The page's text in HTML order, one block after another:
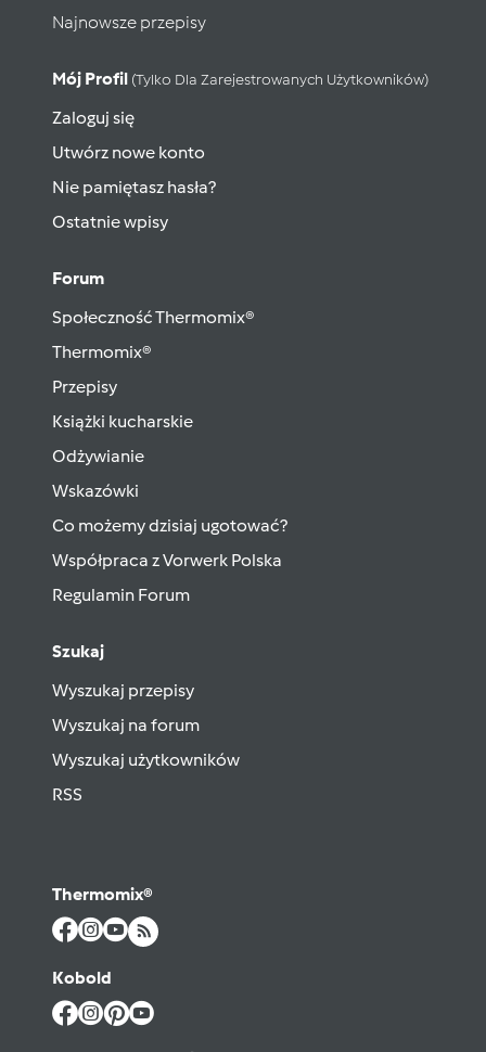
Najnowsze przepisy
Mój Profil (tylko Dla Zarejestrowanych Użytkowników)
Zaloguj się
Utwórz nowe konto
Nie pamiętasz hasła?
Ostatnie wpisy
Forum
Społeczność Thermomix®
Thermomix®
Przepisy
Książki kucharskie
Odżywianie
Wskazówki
Co możemy dzisiaj ugotować?
Współpraca z Vorwerk Polska
Regulamin Forum
Szukaj
Wyszukaj przepisy
Wyszukaj na forum
Wyszukaj użytkowników
RSS
Thermomix®
Kobold